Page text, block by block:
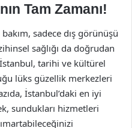
Tam Zamanı!
sadece dış görünüşü
sağlığı da doğrudan
tarihi ve kültürel
lüks güzellik merkezleri
İstanbul’daki en iyi
sundukları hizmetleri